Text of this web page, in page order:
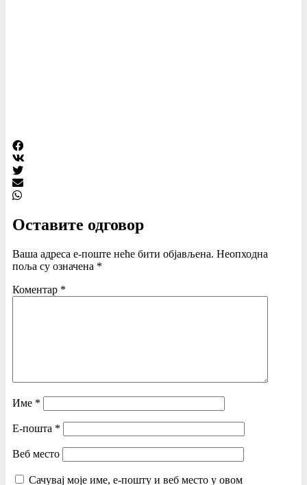
Оставите одговор
Ваша адреса е-поште неће бити објављена. Неопходна
поља су означена *
Коментар *
Име *
Е-пошта *
Веб место
Сачувај моје име, е-пошту и веб место у овом